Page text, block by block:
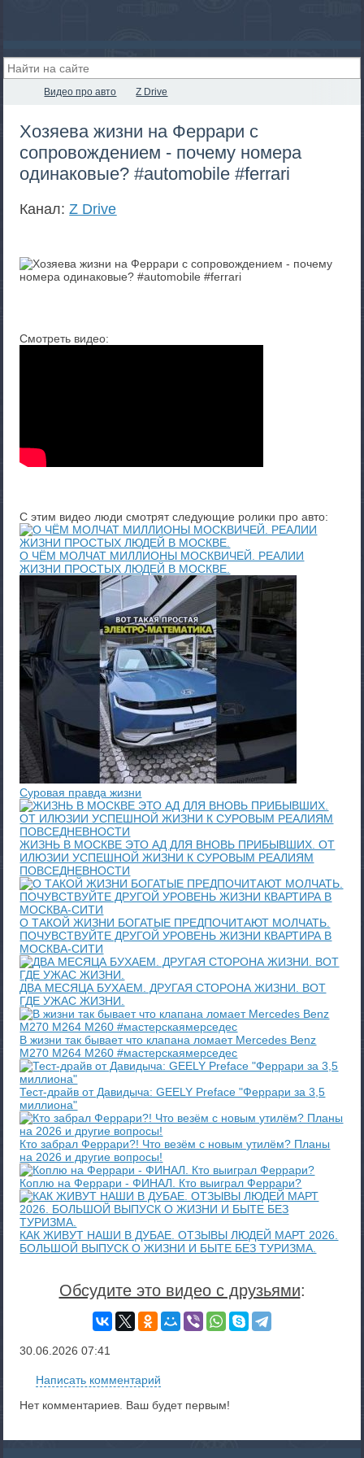
Видео про авто Z Drive
Хозяева жизни на Феррари с
сопровождением - почему номера
одинаковые? #automobile #ferrari
Канал:Z Drive
Смотреть видео:
С этим видео люди смотрят следующие ролики про авто:
О ЧЁМ МОЛЧАТ МИЛЛИОНЫ МОСКВИЧЕЙ. РЕАЛИИ
ЖИЗНИ ПРОСТЫХ ЛЮДЕЙ В МОСКВЕ.
Суровая правда жизни
ЖИЗНЬ В МОСКВЕ ЭТО АД ДЛЯ ВНОВЬ ПРИБЫВШИХ. ОТ
ИЛЮЗИИ УСПЕШНОЙ ЖИЗНИ К СУРОВЫМ РЕАЛИЯМ
ПОВСЕДНЕВНОСТИ
О ТАКОЙ ЖИЗНИ БОГАТЫЕ ПРЕДПОЧИТАЮТ МОЛЧАТЬ.
ПОЧУВСТВУЙТЕ ДРУГОЙ УРОВЕНЬ ЖИЗНИ КВАРТИРА В
МОСКВА-СИТИ
ДВА МЕСЯЦА БУХАЕМ. ДРУГАЯ СТОРОНА ЖИЗНИ. ВОТ
ГДЕ УЖАС ЖИЗНИ.
В жизни так бывает что клапана ломает Mercedes Benz
M270 M264 M260 #мастерскаямерседес
Тест-драйв от Давидыча: GEELY Preface "Феррари за 3,5
миллиона"
Кто забрал Феррари?! Что везём с новым утилём? Планы
на 2026 и другие вопросы!
Коплю на Феррари - ФИНАЛ. Кто выиграл Феррари?
КАК ЖИВУТ НАШИ В ДУБАЕ. ОТЗЫВЫ ЛЮДЕЙ МАРТ 2026.
БОЛЬШОЙ ВЫПУСК О ЖИЗНИ И БЫТЕ БЕЗ ТУРИЗМА.
Обсудите это видео с друзьями:
30.06.2026 07:41
Написать комментарий
Нет комментариев. Ваш будет первым!